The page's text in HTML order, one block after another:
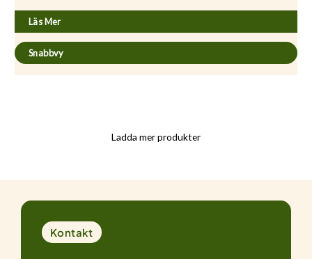
Läs Mer
Snabbvy
Ladda mer produkter
Kontakt